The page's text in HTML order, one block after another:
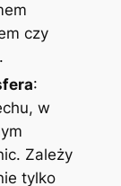
czy
:
w
Zależy
tylko